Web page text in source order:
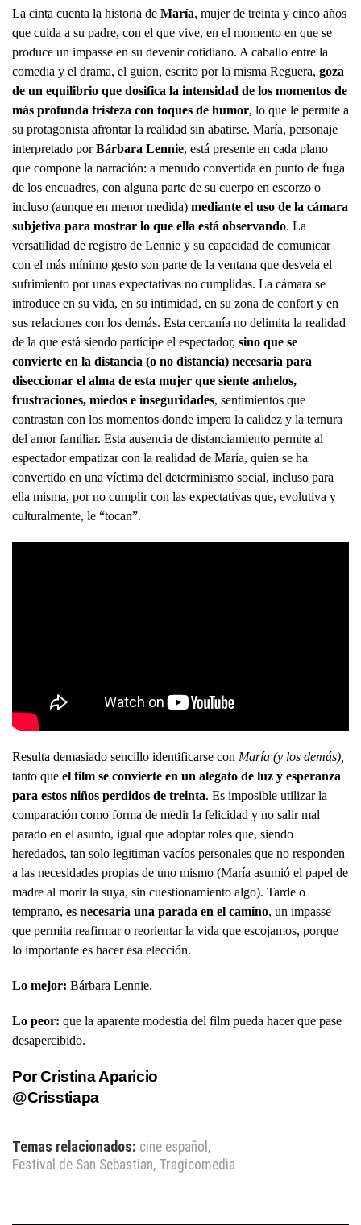
La cinta cuenta la historia de María, mujer de treinta y cinco años
que cuida a su padre, con el que vive, en el momento en que se
produce un impasse en su devenir cotidiano. A caballo entre la
comedia y el drama, el guion, escrito por la misma Reguera, goza
de un equilibrio que dosifica la intensidad de los momentos de
más profunda tristeza con toques de humor, lo que le permite a
su protagonista afrontar la realidad sin abatirse. María, personaje
interpretado porBárbara Lennie, está presente en cada plano
que compone la narración: a menudo convertida en punto de fuga
de los encuadres, con alguna parte de su cuerpo en escorzo o
incluso (aunque en menor medida) mediante el uso de la cámara
subjetiva para mostrar lo que ella está observando. La
versatilidad de registro de Lennie y su capacidad de comunicar
con el más mínimo gesto son parte de la ventana que desvela el
sufrimiento por unas expectativas no cumplidas. La cámara se
introduce en su vida, en su intimidad, en su zona de confort y en
sus relaciones con los demás. Esta cercanía no delimita la realidad
de la que está siendo partícipe el espectador, sino que se
convierte en la distancia (o no distancia) necesaria para
diseccionar el alma de esta mujer que siente anhelos,
frustraciones, miedos e inseguridades, sentimientos que
contrastan con los momentos donde impera la calidez y la ternura
del amor familiar. Esta ausencia de distanciamiento permite al
espectador empatizar con la realidad de María, quien se ha
convertido en una víctima del determinismo social, incluso para
ella misma, por no cumplir con las expectativas que, evolutiva y
culturalmente, le “tocan”.
Resulta demasiado sencillo identificarse con María (y los demás),
tanto que el film se convierte en un alegato de luz y esperanza
para estos niños perdidos de treinta. Es imposible utilizar la
comparación como forma de medir la felicidad y no salir mal
parado en el asunto, igual que adoptar roles que, siendo
heredados, tan solo legitiman vacíos personales que no responden
a las necesidades propias de uno mismo (María asumió el papel de
madre al morir la suya, sin cuestionamiento algo). Tarde o
temprano, es necesaria una parada en el camino, un impasse
que permita reafirmar o reorientar la vida que escojamos, porque
lo importante es hacer esa elección.
Lo mejor: Bárbara Lennie.
Lo peor: que la aparente modestia del film pueda hacer que pase
desapercibido.
Por Cristina Aparicio
@Crisstiapa
Temas relacionados: cine español ,
Festival de San Sebastian, Tragicomedia